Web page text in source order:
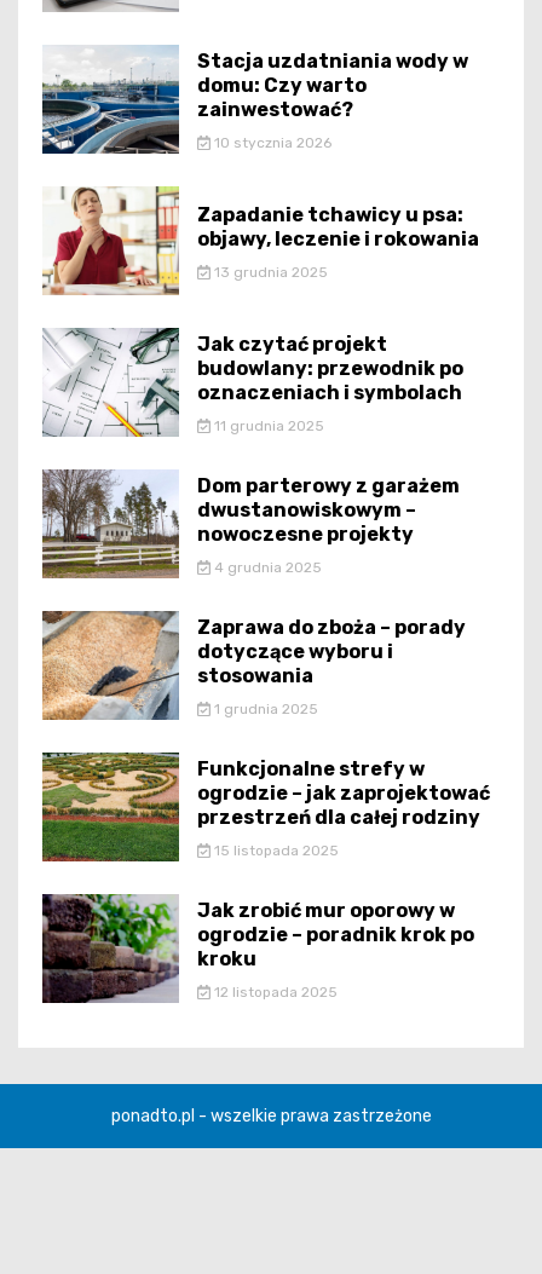
Stacja uzdatniania wody w
domu: Czy warto
zainwestować?
10 stycznia 2026
Zapadanie tchawicy u psa:
objawy, leczenie i rokowania
13 grudnia 2025
Jak czytać projekt
budowlany: przewodnik po
oznaczeniach i symbolach
11 grudnia 2025
Dom parterowy z garażem
dwustanowiskowym –
nowoczesne projekty
4 grudnia 2025
Zaprawa do zboża – porady
dotyczące wyboru i
stosowania
1 grudnia 2025
Funkcjonalne strefy w
ogrodzie – jak zaprojektować
przestrzeń dla całej rodziny
15 listopada 2025
Jak zrobić mur oporowy w
ogrodzie – poradnik krok po
kroku
12 listopada 2025
ponadto.pl - wszelkie prawa zastrzeżone